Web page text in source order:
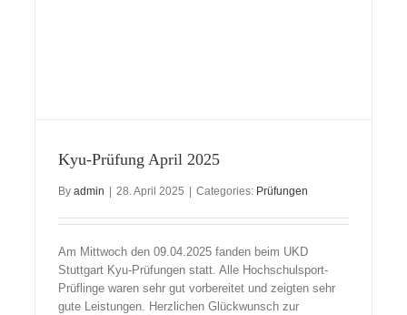
Kyu-Prüfung April 2025
By admin 28. April 2025 Categories: Prüfungen
Am Mittwoch den 09.04.2025 fanden beim UKD
Stuttgart Kyu-Prüfungen statt. Alle Hochschulsport-
Prüflinge waren sehr gut vorbereitet und zeigten sehr
gute Leistungen. Herzlichen Glückwunsch zur